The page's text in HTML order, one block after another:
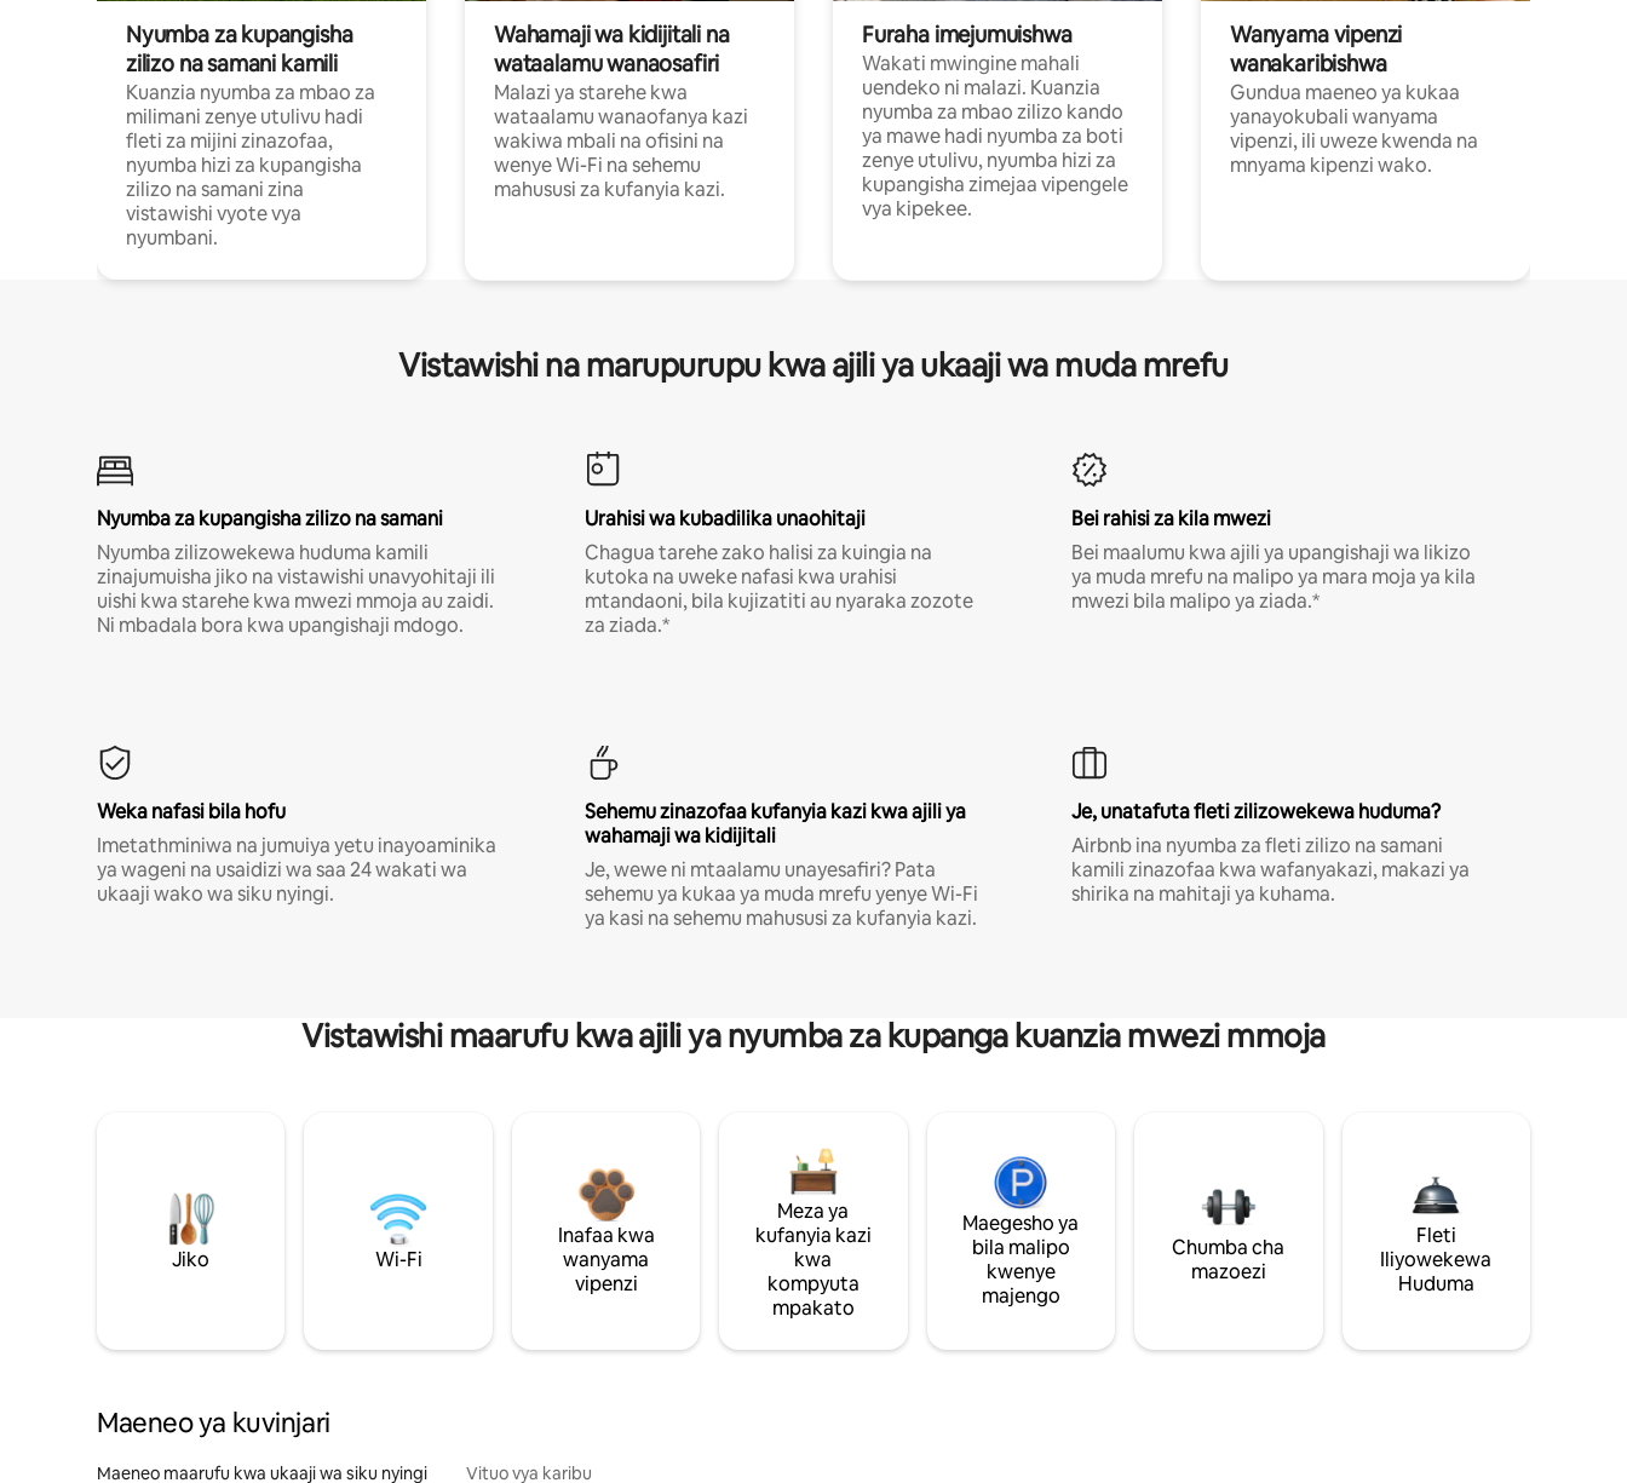
Nyumba za kupangisha
zilizo na samani kamili
Kuanzia nyumba za mbao za
milimani zenye utulivu hadi
fleti za mijini zinazofaa,
nyumba hizi za kupangisha
zilizo na samani zina
vistawishi vyote vya
nyumbani.
Wahamaji wa kidijitali na
wataalamu wanaosafiri
Malazi ya starehe kwa
wataalamu wanaofanya kazi
wakiwa mbali na ofisini na
wenye Wi-Fi na sehemu
mahususi za kufanyia kazi.
Furaha imejumuishwa
Wakati mwingine mahali
uendeko ni malazi. Kuanzia
nyumba za mbao zilizo kando
ya mawe hadi nyumba za boti
zenye utulivu, nyumba hizi za
kupangisha zimejaa vipengele
vya kipekee.
Wanyama vipenzi
wanakaribishwa
Gundua maeneo ya kukaa
yanayokubali wanyama
vipenzi, ili uweze kwenda na
mnyama kipenzi wako.
Vistawishi na marupurupu kwa ajili ya ukaaji wa muda mrefu
Nyumba za kupangisha zilizo na samani
Nyumba zilizowekewa huduma kamili
zinajumuisha jiko na vistawishi unavyohitaji ili
uishi kwa starehe kwa mwezi mmoja au zaidi.
Ni mbadala bora kwa upangishaji mdogo.
Urahisi wa kubadilika unaohitaji
Chagua tarehe zako halisi za kuingia na
kutoka na uweke nafasi kwa urahisi
mtandaoni, bila kujizatiti au nyaraka zozote
za ziada.*
Bei rahisi za kila mwezi
Bei maalumu kwa ajili ya upangishaji wa likizo
ya muda mrefu na malipo ya mara moja ya kila
mwezi bila malipo ya ziada.*
Weka nafasi bila hofu
Imetathminiwa na jumuiya yetu inayoaminika
ya wageni na usaidizi wa saa 24 wakati wa
ukaaji wako wa siku nyingi.
Sehemu zinazofaa kufanyia kazi kwa ajili ya
wahamaji wa kidijitali
Je, wewe ni mtaalamu unayesafiri? Pata
sehemu ya kukaa ya muda mrefu yenye Wi-Fi
ya kasi na sehemu mahususi za kufanyia kazi.
Je, unatafuta fleti zilizowekewa huduma?
Airbnb ina nyumba za fleti zilizo na samani
kamili zinazofaa kwa wafanyakazi, makazi ya
shirika na mahitaji ya kuhama.
Vistawishi maarufu kwa ajili ya nyumba za kupanga kuanzia mwezi mmoja
Jiko Wi-Fi
Inafaa kwa
wanyama
vipenzi
Meza ya
kufanyia kazi
kwa
kompyuta
mpakato
Maegesho ya
bila malipo
kwenye
majengo
Chumba cha
mazoezi
Fleti
Iliyowekewa
Huduma
Maeneo ya kuvinjari
Maeneo maarufu kwa ukaaji wa siku nyingi Vituo vya karibu